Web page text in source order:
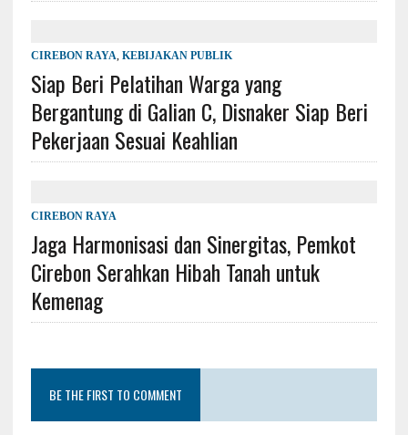
CIREBON RAYA KEBIJAKAN PUBLIK
Siap Beri Pelatihan Warga yang
Bergantung di Galian C, Disnaker Siap Beri
Pekerjaan Sesuai Keahlian
CIREBON RAYA
Jaga Harmonisasi dan Sinergitas, Pemkot
Cirebon Serahkan Hibah Tanah untuk
Kemenag
BE THE FIRST TO COMMENT